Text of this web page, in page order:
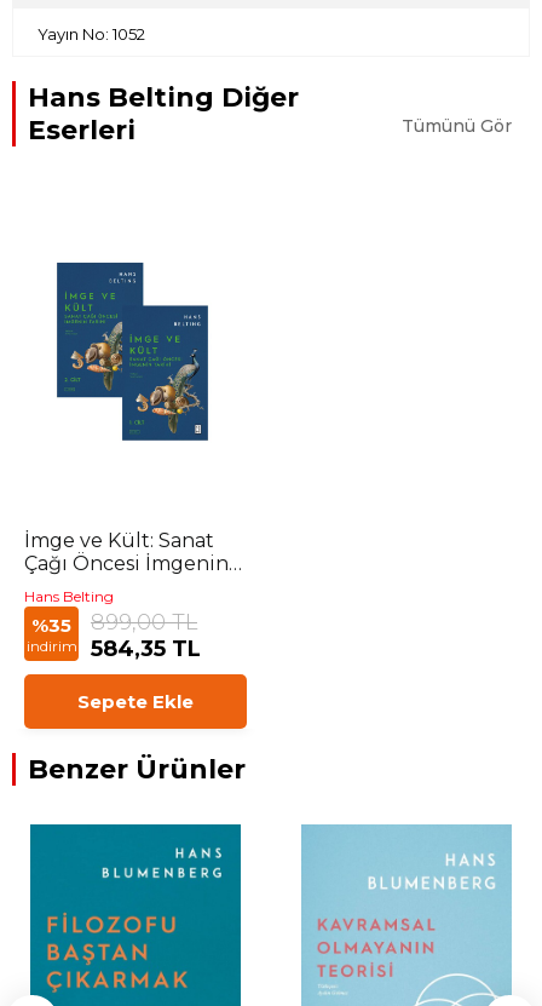
Yayın No: 1052
Hans Belting Diğer
Eserleri
Tümünü Gör
İmge ve Kült: Sanat
Çağı Öncesi İmgenin
Tarihi
Hans Belting
%35
indirim
899,00 TL
584,35 TL
Sepete Ekle
Benzer Ürünler